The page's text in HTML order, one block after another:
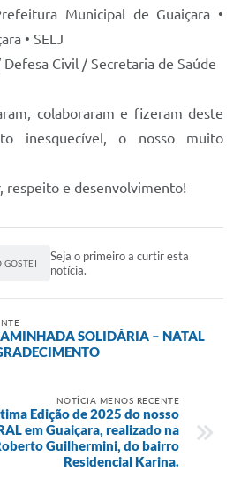
Municipal de Guaiçara •
• SELJ
Civil / Secretaria de Saúde
colaboraram e fizeram deste
inesquecível, o nosso muito
respeito e desenvolvimento!
GOSTEI
Seja o primeiro a curtir esta
notícia.
SOLIDÁRIA – NATAL
NOTÍCIA MENOS RECENTE
Edição de 2025 do nosso
em Guaiçara, realizado na
Guilhermini, do bairro
Residencial Karina.